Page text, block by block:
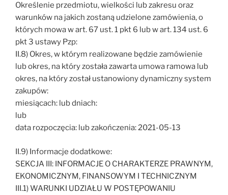
Określenie przedmiotu, wielkości lub zakresu oraz
warunków na jakich zostaną udzielone zamówienia, o
których mowa w art. 67 ust. 1 pkt 6 lub w art. 134 ust. 6
pkt 3 ustawy Pzp:
II.8) Okres, w którym realizowane będzie zamówienie
lub okres, na który została zawarta umowa ramowa lub
okres, na który został ustanowiony dynamiczny system
zakupów:
miesiącach: lub dniach:
lub
data rozpoczęcia: lub zakończenia: 2021-05-13
II.9) Informacje dodatkowe:
SEKCJA III: INFORMACJE O CHARAKTERZE PRAWNYM,
EKONOMICZNYM, FINANSOWYM I TECHNICZNYM
III.1) WARUNKI UDZIAŁU W POSTĘPOWANIU